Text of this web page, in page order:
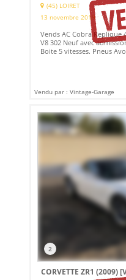
(45) LOIRET
13 novembre 2019
Vends AC Cobra Replique
V8 302 Neuf avec
Boite 5 vitesses. Pneus
Vendu par : Vintage-Garage
2
CORVETTE ZR1 (2009)